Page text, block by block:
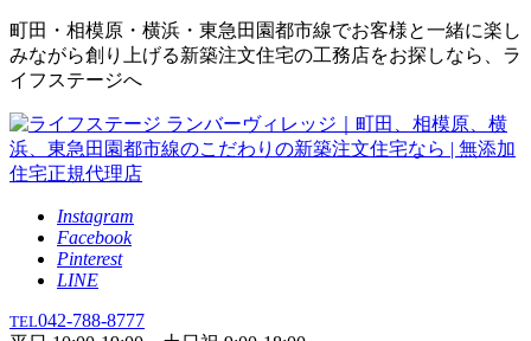
町田・相模原・横浜・東急田園都市線でお客様と一緒に楽し
みながら創り上げる新築注文住宅の工務店をお探しなら、ラ
イフステージへ
Instagram
Facebook
Pinterest
LINE
TEL042-788-8777